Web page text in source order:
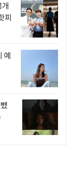
피
예